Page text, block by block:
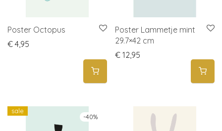
Poster Octopus
€ 4,95
Poster Lammetje mint
29.7×42 cm
€ 12,95
-40%
sale